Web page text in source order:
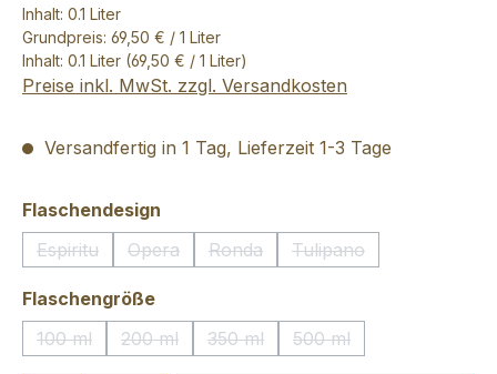
Inhalt: 0.1 Liter
Grundpreis: 69,50 € / 1 Liter
Inhalt: 0.1 Liter (69,50 € / 1 Liter)
Preise inkl. MwSt. zzgl. Versandkosten
Versandfertig in 1 Tag, Lieferzeit 1-3 Tage
Flaschendesign
Espiritu
(Diese Option ist zurzeit nicht verfügbar.)
Opera
(Diese Option ist zurzeit nicht verfügbar.)
Ronda
(Diese Option ist zurzeit nicht
Tulipano
(Diese Option ist
Flaschengrößeauswählen
100 ml
(Diese Option ist zurzeit nicht verfügbar.)
200 ml
(Diese Option ist zurzeit nicht verfügbar.)
350 ml
(Diese Option ist zurzeit nicht
500 ml
(Diese Option ist